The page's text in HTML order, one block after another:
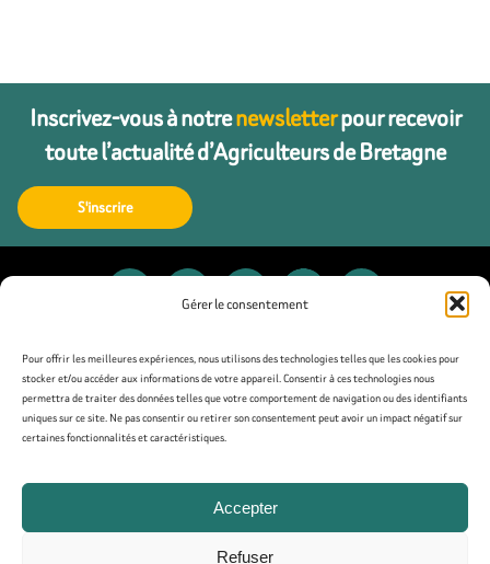
Gérer le consentement
Pour offrir les meilleures expériences, nous utilisons des technologies telles que les cookies pour
stocker et/ou accéder aux informations de votre appareil. Consentir à ces technologies nous
permettra de traiter des données telles que votre comportement de navigation ou des identifiants
uniques sur ce site. Ne pas consentir ou retirer son consentement peut avoir un impact négatif sur
certaines fonctionnalités et caractéristiques.
Accepter
Refuser
Inscrivez-vous à notrenewsletterpour recevoir
toute l’actualité d’Agriculteurs de Bretagne
S'inscrire
Contact
Presse
Politique de confidentialité